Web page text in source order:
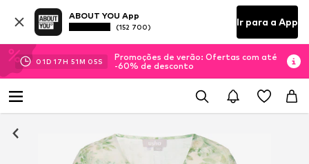
ABOUT YOU App
(152 700) Ir para a App
01D 17H 51M 04S
Promoções de verão: Ofertas com até
-60% de desconto